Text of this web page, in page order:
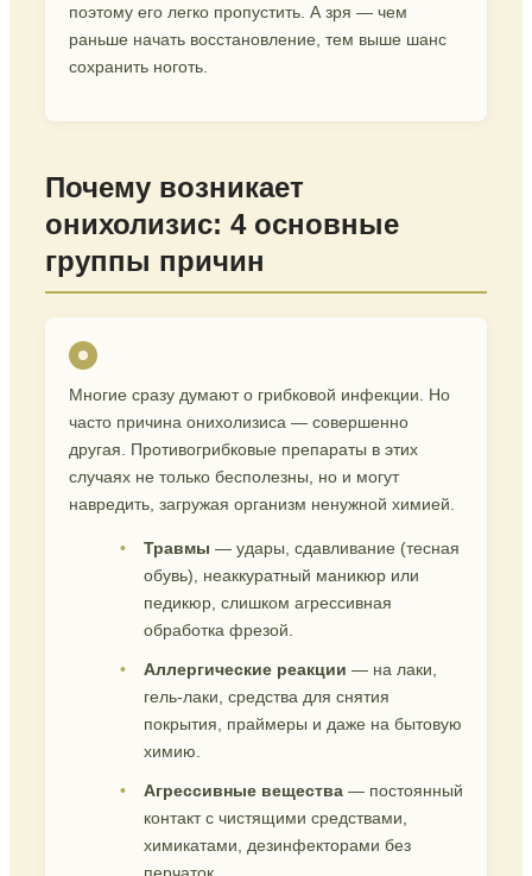
поэтому его легко пропустить. А зря — чем
раньше начать восстановление, тем выше шанс
сохранить ноготь.
Почему возникает
онихолизис: 4 основные
группы причин
Многие сразу думают о грибковой инфекции. Но
часто причина онихолизиса — совершенно
другая. Противогрибковые препараты в этих
случаях не только бесполезны, но и могут
навредить, загружая организм ненужной химией.
Травмы — удары, сдавливание (тесная
обувь), неаккуратный маникюр или
педикюр, слишком агрессивная
обработка фрезой.
Аллергические реакции — на лаки,
гель-лаки, средства для снятия
покрытия, праймеры и даже на бытовую
химию.
Агрессивные вещества— постоянный
контакт с чистящими средствами,
химикатами, дезинфекторами без